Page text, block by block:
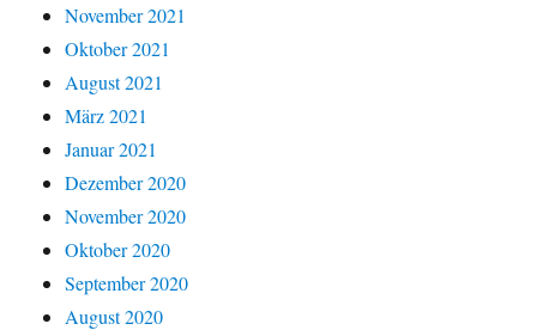
November 2021
Oktober 2021
August 2021
März 2021
Januar 2021
Dezember 2020
November 2020
Oktober 2020
September 2020
August 2020